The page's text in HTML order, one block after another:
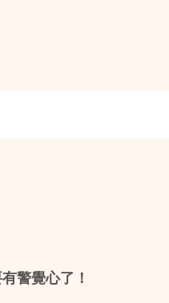
警覺心了！